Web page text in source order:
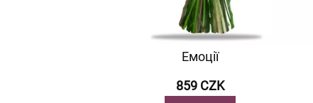
Емоції
859 CZK